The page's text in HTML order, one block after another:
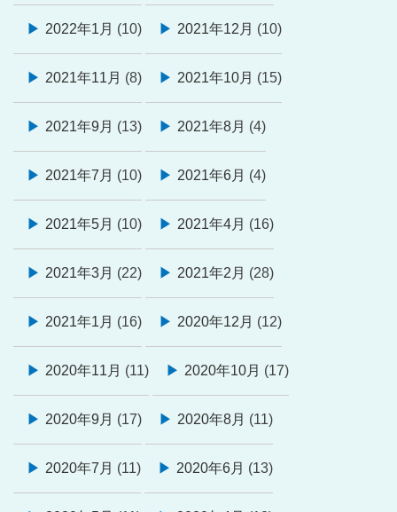
2022年1月 (10) 2021年12月 (10)
2021年11月 (8) 2021年10月 (15)
2021年9月 (13) 2021年8月 (4)
2021年7月 (10) 2021年6月 (4)
2021年5月 (10) 2021年4月 (16)
2021年3月 (22) 2021年2月 (28)
2021年1月 (16) 2020年12月 (12)
2020年11月 (11) 2020年10月 (17)
2020年9月 (17) 2020年8月 (11)
2020年7月 (11) 2020年6月 (13)